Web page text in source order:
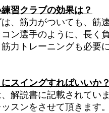
習クラブの効果は？
、筋力がついても、筋
ン選手のように、長く
力トレーニングも必要
スイングすればいいか？
解説書に記載されてい
スンをさせて頂きます